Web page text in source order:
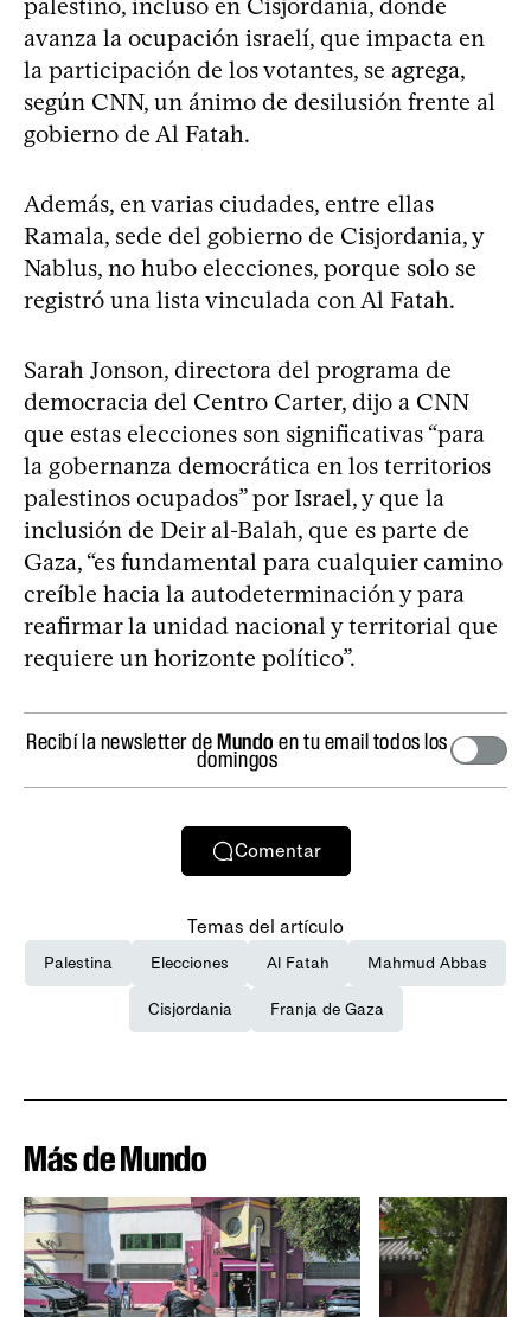
avanza la ocupación israelí, que impacta en
la participación de los votantes, se agrega,
según CNN, un ánimo de desilusión frente al
gobierno de Al Fatah.
Además, en varias ciudades, entre ellas
Ramala, sede del gobierno de Cisjordania, y
Nablus, no hubo elecciones, porque solo se
registró una lista vinculada con Al Fatah.
Sarah Jonson, directora del programa de
democracia del Centro Carter, dijo a CNN
que estas elecciones son significativas “para
la gobernanza democrática en los territorios
palestinos ocupados” por Israel, y que la
inclusión de Deir al-Balah, que es parte de
Gaza, “es fundamental para cualquier camino
creíble hacia la autodeterminación y para
reafirmar la unidad nacional y territorial que
requiere un horizonte político”.
Recibí la newsletter deMundo en tu email todos los
domingos
Comentar
Temas del artículo
Palestina Elecciones Al Fatah Mahmud Abbas
Cisjordania Franja de Gaza
Más de Mundo